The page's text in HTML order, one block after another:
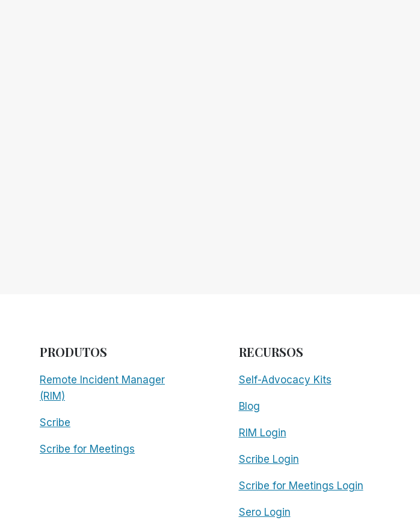
PRODUTOS
Remote Incident Manager
(RIM)
Scribe
Scribe for Meetings
RECURSOS
Self-Advocacy Kits
Blog
RIM Login
Scribe Login
Scribe for Meetings Login
Sero Login